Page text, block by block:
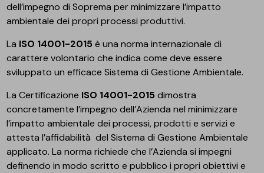
dell’impegno di Soprema per minimizzare l’impatto
ambientale dei propri processi produttivi.
La ISO 14001-2015è una norma internazionale di
carattere volontario che indica come deve essere
sviluppato un efficace Sistema di Gestione Ambientale.
La Certificazione ISO 14001-2015dimostra
concretamente l’impegno dell’Azienda nel minimizzare
l’impatto ambientale dei processi, prodotti e servizi e
attesta l’affidabilità del Sistema di Gestione Ambientale
applicato. La norma richiede che l’Azienda si impegni
definendo in modo scritto e pubblico i propri obiettivi e